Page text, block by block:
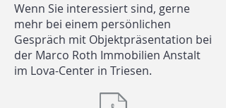
Wenn Sie interessiert sind, gerne
mehr bei einem persönlichen
Gespräch mit Objektpräsentation bei
der Marco Roth Immobilien Anstalt
im Lova-Center in Triesen.